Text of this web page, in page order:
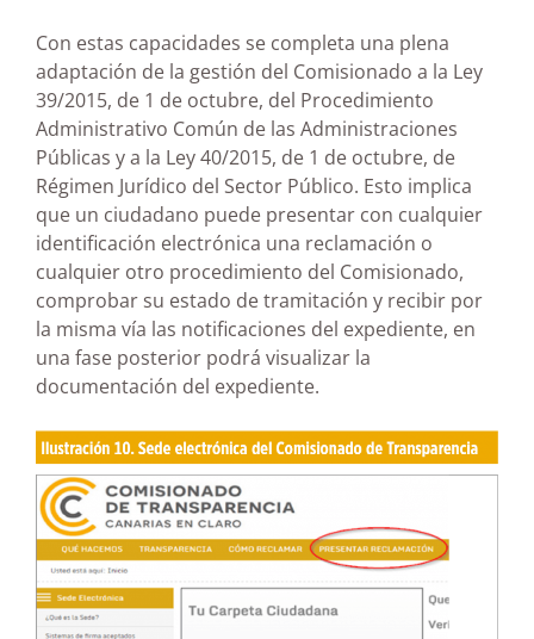
Con estas capacidades se completa una plena
adaptación de la gestión del Comisionado a la Ley
39/2015, de 1 de octubre, del Procedimiento
Administrativo Común de las Administraciones
Públicas y a la Ley 40/2015, de 1 de octubre, de
Régimen Jurídico del Sector Público. Esto implica
que un ciudadano puede presentar con cualquier
identificación electrónica una reclamación o
cualquier otro procedimiento del Comisionado,
comprobar su estado de tramitación y recibir por
la misma vía las notificaciones del expediente, en
una fase posterior podrá visualizar la
documentación del expediente.